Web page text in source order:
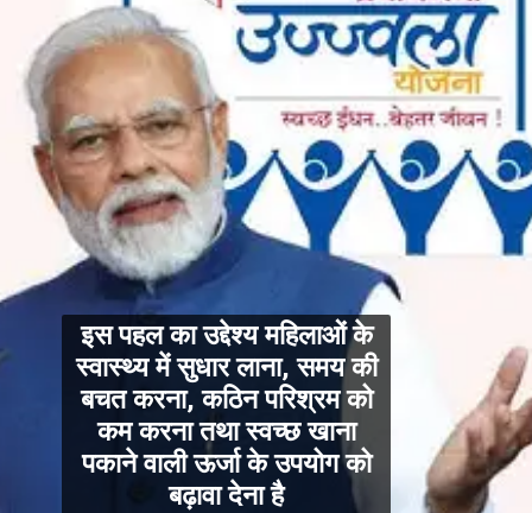
इस पहल का उद्देश्य महिलाओं के
स्वास्थ्य में सुधार लाना, समय की
बचत करना, कठिन परिश्रम को
कम करना तथा स्वच्छ खाना
पकाने वाली ऊर्जा के उपयोग को
बढ़ावा देना है